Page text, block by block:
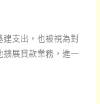
建支出，也被視為對
展貸款業務，進一